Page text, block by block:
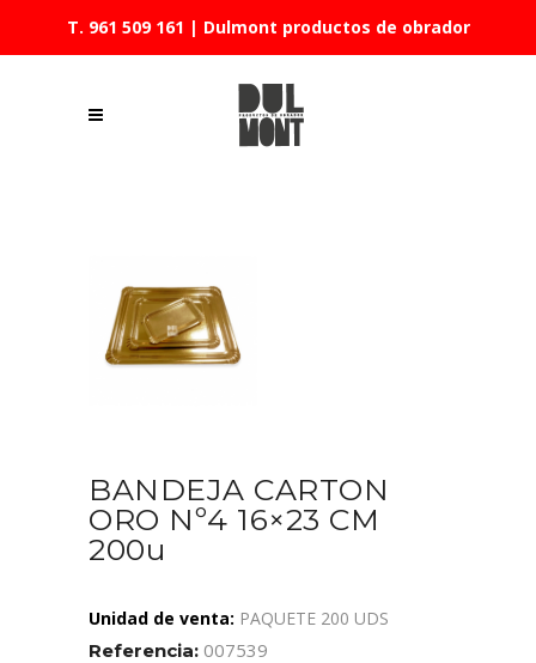
T. 961 509 161 | Dulmont productos de obrador
BANDEJA CARTON
ORO Nº4 16×23 CM
200u
Unidad de venta: PAQUETE 200 UDS
Referencia: 007539